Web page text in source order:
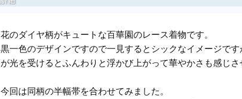
花のダイヤ柄がキュートな百華園のレース着物です。
黒一色のデザインですので一見するとシックなイメージで
が光を受けるとふんわりと浮かび上がって華やかさも感じさ
今回は同柄の半幅帯を合わせてみました。